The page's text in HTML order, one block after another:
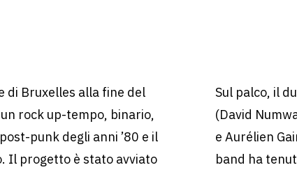
di Bruxelles alla fine del
rock up-tempo, binario,
punk degli anni ’80 e il
Il progetto è stato avviato
Sul palco, il
(David
e Aurélien
band ha